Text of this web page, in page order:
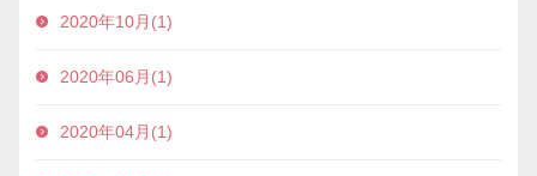
2020年10月(1)
2020年06月(1)
2020年04月(1)